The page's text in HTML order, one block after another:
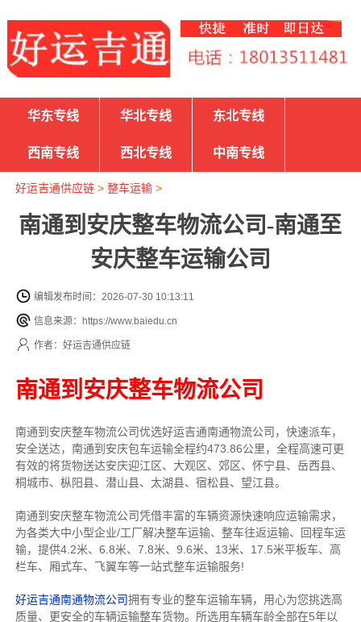
华东专线 华北专线 东北专线
西南专线 西北专线 中南专线
好运吉通供应链> 整车运输>
南通到安庆整车物流公司-南通至
安庆整车运输公司
编辑发布时间：2026-07-30 10:13:11
信息来源：https://www.baiedu.cn
作者：好运吉通供应链
南通到安庆整车物流公司
南通到安庆整车物流公司优选好运吉通南通物流公司，快速派车，
安全送达，南通到安庆包车运输全程约473.86公里，全程高速可更
有效的将货物送达安庆迎江区、大观区、郊区、怀宁县、岳西县、
桐城市、枞阳县、潜山县、太湖县、宿松县、望江县。
南通到安庆整车物流公司凭借丰富的车辆资源快速响应运输需求，
为各类大中小型企业/工厂解决整车运输、整车往返运输、回程车运
输， 提供4.2米、6.8米、7.8米、9.6米、13米、17.5米平板车、高
栏车、厢式车、飞翼车等一站式整车运输服务!
好运吉通南通物流公司拥有专业的整车运输车辆，用心为您挑选高
质量、更安全的车辆运输整车货物。所选用车辆车龄全部在5年以